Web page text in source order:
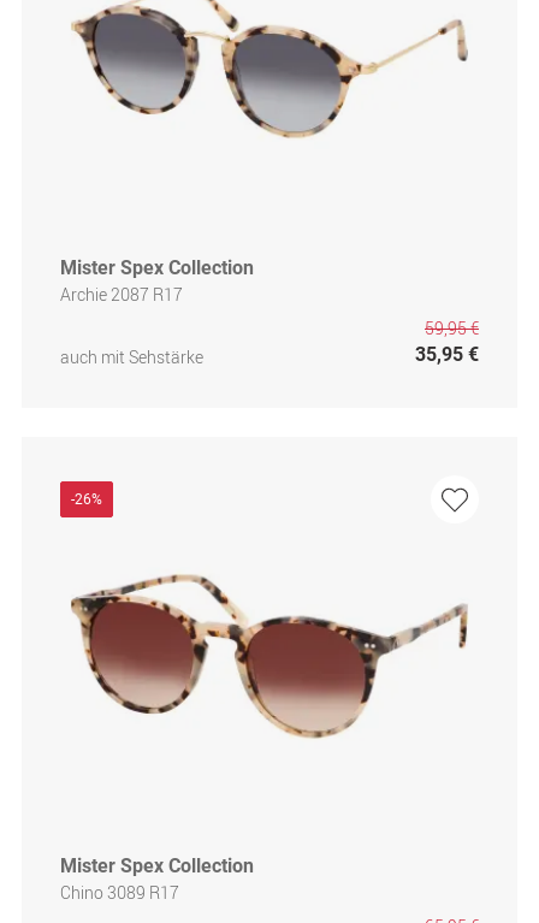
Mister Spex Collection
Archie 2087 R17
auch mit Sehstärke
59,95 €
35,95 €
-26%
Mister Spex Collection
Chino 3089 R17